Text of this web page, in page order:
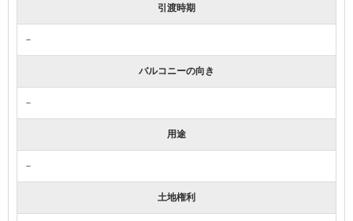
引渡時期
－
バルコニーの向き
－
用途
－
土地権利